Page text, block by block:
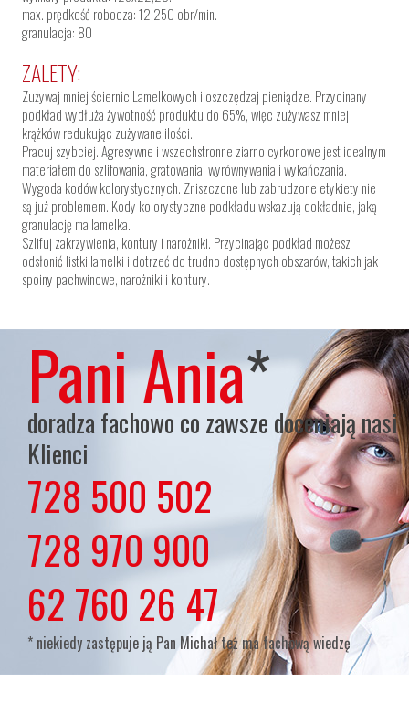
max. prędkość robocza: 12,250 obr/min.
granulacja: 80
ZALETY:
Zużywaj mniej ściernic Lamelkowych i oszczędzaj pieniądze. Przycinany
podkład wydłuża żywotność produktu do 65%, więc zużywasz mniej
krążków redukując zużywane ilości.
Pracuj szybciej. Agresywne i wszechstronne ziarno cyrkonowe jest idealnym
materiałem do szlifowania, gratowania, wyrównywania i wykańczania.
Wygoda kodów kolorystycznych. Zniszczone lub zabrudzone etykiety nie
są już problemem. Kody kolorystyczne podkładu wskazują dokładnie, jaką
granulację ma lamelka.
Szlifuj zakrzywienia, kontury i narożniki. Przycinając podkład możesz
odsłonić listki lamelki i dotrzeć do trudno dostępnych obszarów, takich jak
spoiny pachwinowe, narożniki i kontury.
Pani Ania*
doradza fachowo co zawsze doceniają nasi
Klienci
728 500 502
lub
728 970 900
lub
62 760 26 47
* niekiedy zastępuje ją Pan Michał też ma fachową wiedzę